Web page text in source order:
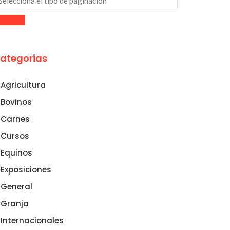
Agricultura
Bovinos
Carnes
Cursos
Equinos
Exposiciones
General
Granja
Internacionales